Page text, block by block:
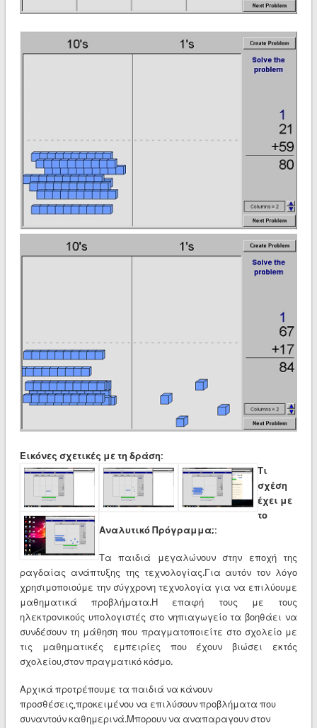
Εικόνες σχετικές με τη δράση:
Τι
σχέση
έχει με
το
Αναλυτικό Πρόγραμμα;:
Τα παιδιά μεγαλώνουν στην εποχή της
ραγδαίας ανάπτυξης της τεχνολογίας.Για αυτόν τον λόγο
χρησιμοποιούμε την σύγχρονη τεχνολογία για να επιλύουμε
μαθηματικά προβλήματα.Η επαφή τους με τους
ηλεκτρονικούς υπολογιστές στο νηπιαγωγείο τα βοηθάει να
συνδέσουν τη μάθηση που πραγματοποιείτε στο σχολείο με
τις μαθηματικές εμπειρίες που έχουν βιώσει εκτός
σχολείου,στον πραγματικό κόσμο.
Αρχικά προτρέπουμε τα παιδιά να κάνουν
προσθέσεις,προκειμένου να επιλύσουν προβλήματα που
συναντούν καθημερινά.Μπορουν να αναπαραγουν στον